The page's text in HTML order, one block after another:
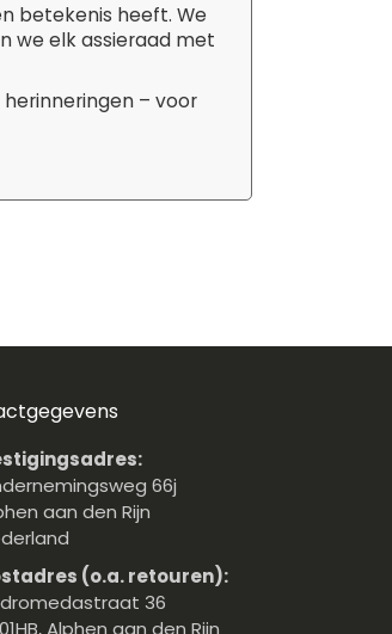
betekenis heeft. We
we elk assieraad met
– voor
66j
aan den Rijn
(o.a. retouren):
36
Alphen aan den Rijn